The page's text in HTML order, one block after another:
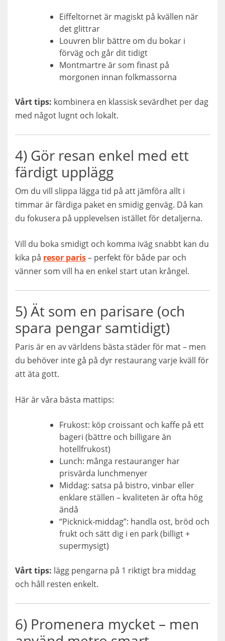
Eiffeltornet är magiskt på kvällen när
det glittrar
Louvren blir bättre om du bokar i
förväg och går dit tidigt
Montmartre är som finast på
morgonen innan folkmassorna
Vårt tips: kombinera en klassisk sevärdhet per dag
med något lugnt och lokalt.
4) Gör resan enkel med ett
färdigt upplägg
Om du vill slippa lägga tid på att jämföra allt i
timmar är färdiga paket en smidig genväg. Då kan
du fokusera på upplevelsen istället för detaljerna.
Vill du boka smidigt och komma iväg snabbt kan du
kika på resor paris– perfekt för både par och
vänner som vill ha en enkel start utan krångel.
5) Ät som en parisare (och
spara pengar samtidigt)
Paris är en av världens bästa städer för mat – men
du behöver inte gå på dyr restaurang varje kväll för
att äta gott.
Här är våra bästa mattips:
Frukost: köp croissant och kaffe på ett
bageri (bättre och billigare än
hotellfrukost)
Lunch: många restauranger har
prisvärda lunchmenyer
Middag: satsa på bistro, vinbar eller
enklare ställen – kvaliteten är ofta hög
ändå
“Picknick-middag”: handla ost, bröd och
frukt och sätt dig i en park (billigt +
supermysigt)
Vårt tips: lägg pengarna på 1 riktigt bra middag
och håll resten enkelt.
6) Promenera mycket – men